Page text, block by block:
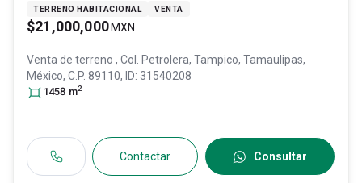
TERRENO HABITACIONAL VENTA
$21,000,000 MXN
Venta de terreno , Col. Petrolera, Tampico, Tamaulipas,
México, C.P. 89110, ID: 31540208
1458 m2
Contactar Consultar